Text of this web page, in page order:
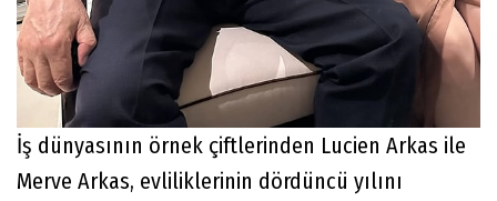
İş dünyasının örnek çiftlerinden Lucien Arkas ile
Merve Arkas, evliliklerinin dördüncü yılını